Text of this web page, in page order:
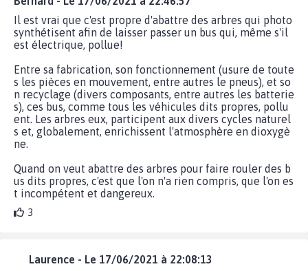
Il est vrai que c'est propre d'abattre des arbres qui photo
synthétisent afin de laisser passer un bus qui, même s'il
est électrique, pollue!
Entre sa fabrication, son fonctionnement (usure de toute
s les pièces en mouvement, entre autres le pneus), et so
n recyclage (divers composants, entre autres les batterie
s), ces bus, comme tous les véhicules dits propres, pollu
ent. Les arbres eux, participent aux divers cycles naturel
s et, globalement, enrichissent l'atmosphère en dioxygè
ne.
Quand on veut abattre des arbres pour faire rouler des b
us dits propres, c'est que l'on n'a rien compris, que l'on es
t incompétent et dangereux.
3
Laurence - Le 17/06/2021 à 22:08:13